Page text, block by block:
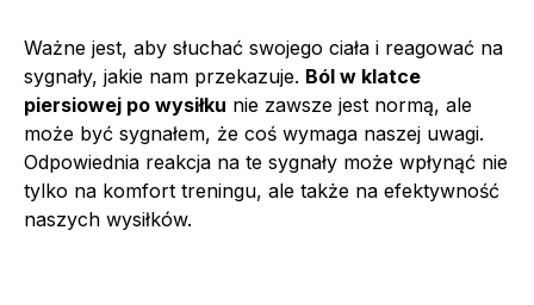
Ważne jest, aby słuchać swojego ciała i reagować na
sygnały, jakie nam przekazuje. Ból w klatce
piersiowej po wysiłku nie zawsze jest normą, ale
może być sygnałem, że coś wymaga naszej uwagi.
Odpowiednia reakcja na te sygnały może wpłynąć nie
tylko na komfort treningu, ale także na efektywność
naszych wysiłków.